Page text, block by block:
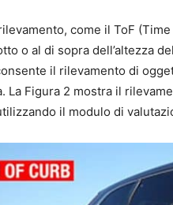
come il ToF
o al di sopra dell’altezza
il rilevamento di
La Figura 2 mostra il
il modulo di